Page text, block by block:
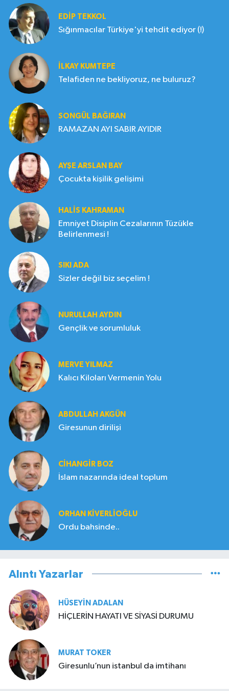
EDIP TEKKOL
Sığınmacılar Türkiye'yi tehdit ediyor (!)
İLKAY KUMTEPE
Telafiden ne bekliyoruz, ne buluruz?
SONGÜL BAĞIRAN
RAMAZAN AYI SABIR AYIDIR
AYŞE ARSLAN BAY
Çocukta kişilik gelişimi
HALIS KAHRAMAN
Emniyet Disiplin Cezalarının Tüzükle
Belirlenmesi !
SIKI ADA
Sizler değil biz seçelim !
NURULLAH AYDIN
Gençlik ve sorumluluk
MERVE YILMAZ
Kalıcı Kiloları Vermenin Yolu
ABDULLAH AKGÜN
Giresunun dirilişi
CIHANGIR BOZ
İslam nazarında ideal toplum
ORHAN KIVERLIOĞLU
Ordu bahsinde..
Alıntı Yazarlar
HÜSEYIN ADALAN
HİÇLERİN HAYATI VE SİYASİ DURUMU
MURAT TOKER
Giresunlu’nun istanbul da imtihanı